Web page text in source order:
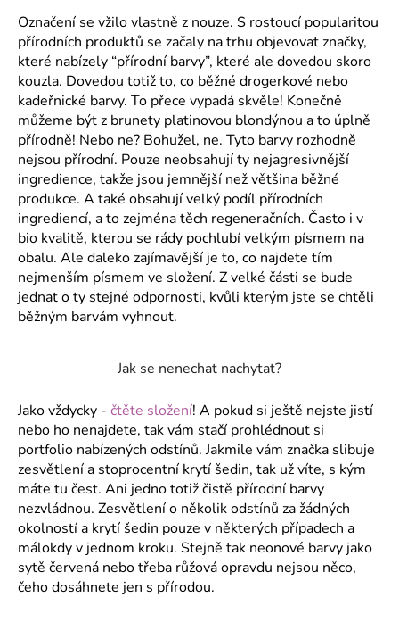
Označení se vžilo vlastně z nouze. S rostoucí popularitou
přírodních produktů se začaly na trhu objevovat značky,
které nabízely “přírodní barvy”, které ale dovedou skoro
kouzla. Dovedou totiž to, co běžné drogerkové nebo
kadeřnické barvy. To přece vypadá skvěle! Konečně
můžeme být z brunety platinovou blondýnou a to úplně
přírodně! Nebo ne? Bohužel, ne. Tyto barvy rozhodně
nejsou přírodní. Pouze neobsahují ty nejagresivnější
ingredience, takže jsou jemnější než většina běžné
produkce. A také obsahují velký podíl přírodních
ingrediencí, a to zejména těch regeneračních. Často i v
bio kvalitě, kterou se rády pochlubí velkým písmem na
obalu. Ale daleko zajímavější je to, co najdete tím
nejmenším písmem ve složení. Z velké části se bude
jednat o ty stejné odpornosti, kvůli kterým jste se chtěli
běžným barvám vyhnout.
Jak se nenechat nachytat?
Jako vždycky - čtěte složení! A pokud si ještě nejste jistí
nebo ho nenajdete, tak vám stačí prohlédnout si
portfolio nabízených odstínů. Jakmile vám značka slibuje
zesvětlení a stoprocentní krytí šedin, tak už víte, s kým
máte tu čest. Ani jedno totiž čistě přírodní barvy
nezvládnou. Zesvětlení o několik odstínů za žádných
okolností a krytí šedin pouze v některých případech a
málokdy v jednom kroku. Stejně tak neonové barvy jako
sytě červená nebo třeba růžová opravdu nejsou něco,
čeho dosáhnete jen s přírodou.
j
í
t
?
HLEDAT
D
o
p
o
j
e
m
e